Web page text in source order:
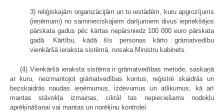
3) reliģiskajām organizācijām un to iestādēm, kuru apgrozījums
(ieņēmumi) no saimnieciskajiem darījumiem divus iepriekšējos
pārskata gadus pēc kārtas nepārsniedz 100 000euro pārskata
gadā. Kārtību, kādā šīs personas kārto grāmatvedību
vienkāršā ieraksta sistēmā, nosaka Ministru kabinets.
(4) Vienkāršā ieraksta sistēma ir grāmatvedības metode, saskaņā
ar kuru, neizmantojot grāmatvedības kontus, reģistrē skaidrās un
bezskaidrās naudas ieņēmumus, izdevumus un atlikumus, kā arī
mantas stāvokļa izmaiņas, ciktāl tas nepieciešams nodokļu
aprēķināšanai vai mantas un norēķinu kontrolei.